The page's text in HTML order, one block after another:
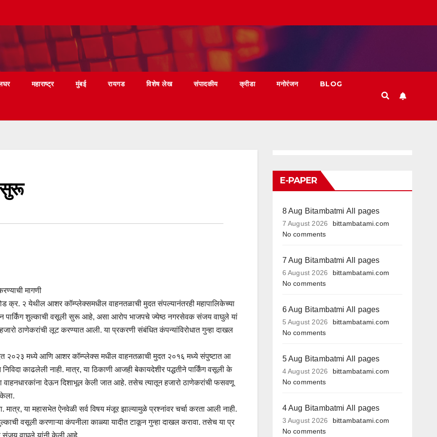
महाराष्ट्र मुंबई रायगड विशेष लेख संपादकीय क्रीडा मनोरंजन BLOG
सुरू
मागणी
क्र. २ येथील आशर कॉम्प्लेक्समधील वाहनतळाची मुदत संपल्यानंतरही महापालिकेच्या
पार्किंग शुल्काची वसूली सुरू आहे, असा आरोप भाजपचे ज्येष्ठ नगरसेवक संजय वाघुले यां
ठाणेकरांची लूट करण्यात आली. या प्रकरणी संबंधित कंपन्यांविरोधात गुन्हा दाखल
२०२३ मध्ये आणि आशर कॉम्प्लेक्स मधील वाहनतळाची मुदत २०१६ मध्ये संपुष्टात आ
निविदा काढलेली नाही. मात्र, या ठिकाणी आजही बेकायदेशीर पद्धतीने पार्किंग वसूली के
वाहनधारकांना देऊन दिशाभूल केली जात आहे. तसेच त्यातून हजारो ठाणेकरांची फसवणू
मात्र, या महासभेत ऐनवेळी सर्व विषय मंजूर झाल्यामुळे प्रश्नांवर चर्चा करता आली नाही.
वसूली करणाऱ्या कंपनीला काळ्या यादीत टाकून गुन्हा दाखल करावा. तसेच या प्र
E-PAPER
8 Aug Bitambatmi All pages
7 August 2026
bittambatami.com
No comments
7 Aug Bitambatmi All pages
6 August 2026
bittambatami.com
No comments
6 Aug Bitambatmi All pages
5 August 2026
bittambatami.com
No comments
5 Aug Bitambatmi All pages
4 August 2026
bittambatami.com
No comments
4 Aug Bitambatmi All pages
3 August 2026
bittambatami.com
No comments